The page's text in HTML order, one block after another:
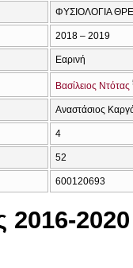
ΦΥΣΙΟΛΟΓΙΑ
2018 – 2019
Εαρινή
Βασίλειος Ντότας
Αναστάσιος
4
52
600120693
2020